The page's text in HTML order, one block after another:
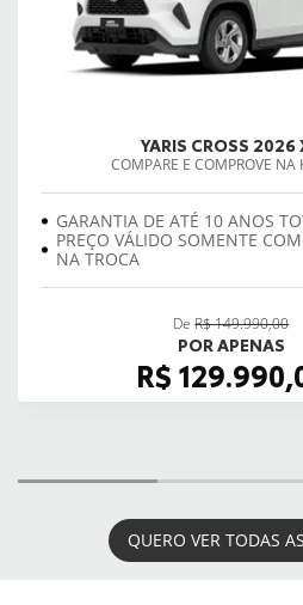
YARIS CROSS 2026
COMPARE E COMPROVE NA
GARANTIA DE ATÉ 10 ANOS
PREÇO VÁLIDO SOMENTE
NA TROCA
DeR$ 149.990,00
POR APENAS
R$
QUERO VER TODAS